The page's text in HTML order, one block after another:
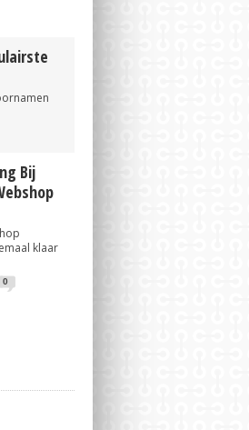
Bij
klaar
0